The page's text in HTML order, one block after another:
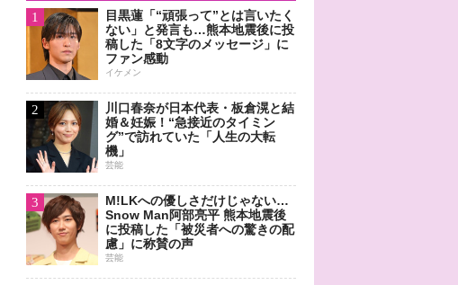
1
目黒蓮「“頑張って”とは言いたく
ない」と発言も…熊本地震後に投
稿した「8文字のメッセージ」に
ファン感動
イケメン
2
川口春奈が日本代表・板倉滉と結
婚＆妊娠！“急接近のタイミン
グ”で訪れていた「人生の大転
機」
芸能
3
M!LKへの優しさだけじゃない…
Snow Man阿部亮平 熊本地震後
に投稿した「被災者への驚きの配
慮」に称賛の声
芸能